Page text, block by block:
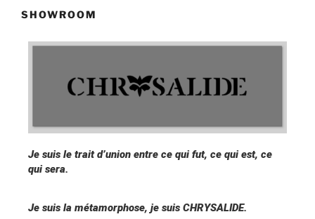
SHOWROOM
Je suis le trait d’union entre ce qui fut, ce qui est, ce
qui sera.
Je suis la métamorphose, je suis CHRYSALIDE.